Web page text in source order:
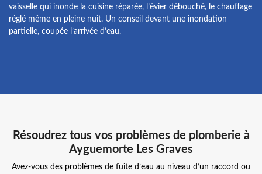
vaisselle qui inonde la cuisine réparée, l’évier débouché, le chauffage
réglé même en pleine nuit. Un conseil devant une inondation
partielle, coupée l’arrivée d’eau.
Résoudrez tous vos problèmes de plomberie à
Ayguemorte Les Graves
Avez-vous des problèmes de fuite d’eau au niveau d’un raccord ou